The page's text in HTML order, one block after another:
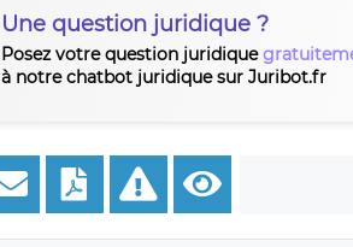
Une question juridique ?
Posez votre question juridique
à notre chatbot juridique sur Juribot.fr